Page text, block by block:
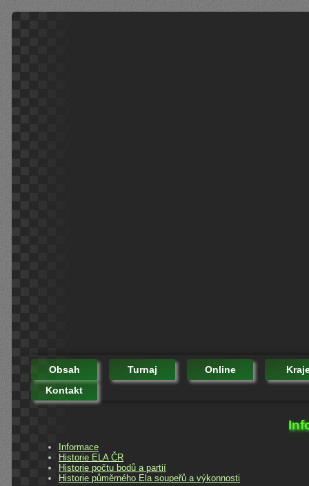
Obsah Turnaj Online
Kontakt
Informace
Historie ELA ČR
Historie počtu bodů a partií
Historie půměrného Ela soupeřů a výkonnosti